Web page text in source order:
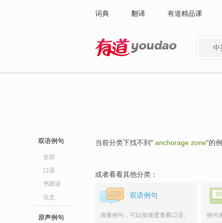
词典 翻译 有道精品课
中
双语例句
全部
口语
书面语
论文
原声例句
当前分类下找不到" anchorage zone"的例
或者看看其他分类：
双语例句
海量例句，可以按难度查看口语、
例句